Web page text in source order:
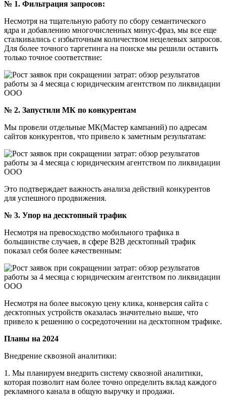
№ 1. Фильтрация запросов:
Несмотря на тщательную работу по сбору семантического
ядра и добавлению многочисленных минус-фраз, мы все еще
сталкивались с избыточным количеством нецелевых запросов.
Для более точного таргетинга на поиске мы решили оставить
только точное соответствие:
№ 2. Запустили МК по конкурентам
Мы провели отдельные МК(Мастер кампаний) по адресам
сайтов конкурентов, что привело к заметным результатам:
Это подтверждает важность анализа действий конкурентов
для успешного продвижения.
№ 3. Упор на десктопный трафик
Несмотря на превосходство мобильного трафика в
большинстве случаев, в сфере B2B десктопный трафик
показал себя более качественным:
Несмотря на более высокую цену клика, конверсия сайта с
десктопных устройств оказалась значительно выше, что
привело к решению о сосредоточении на десктопном трафике.
Планы на 2024
Внедрение сквозной аналитики:
1. Мы планируем внедрить систему сквозной аналитики,
которая позволит нам более точно определить вклад каждого
рекламного канала в общую выручку и продажи.